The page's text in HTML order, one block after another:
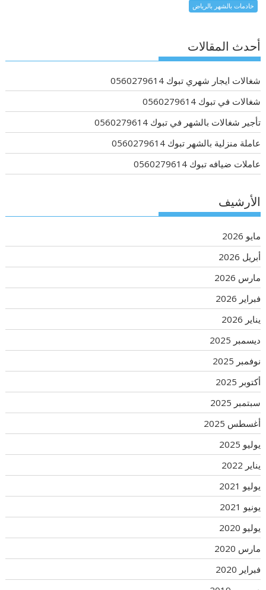
خادمات بالشهر بالرياض
أحدث المقالات
شغالات ايجار شهري تبوك 0560279614
شغالات في تبوك 0560279614
تأجير شغالات بالشهر في تبوك 0560279614
عاملة منزلية بالشهر تبوك 0560279614
عاملات ضيافه تبوك 0560279614
الأرشيف
مايو 2026
أبريل 2026
مارس 2026
فبراير 2026
يناير 2026
ديسمبر 2025
نوفمبر 2025
أكتوبر 2025
سبتمبر 2025
أغسطس 2025
يوليو 2025
يناير 2022
يوليو 2021
يونيو 2021
يوليو 2020
مارس 2020
فبراير 2020